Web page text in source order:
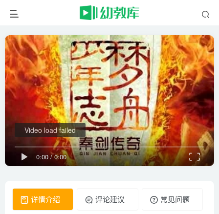
0:00/0:00
Video load failed
详情介绍 评论建议 常见问题